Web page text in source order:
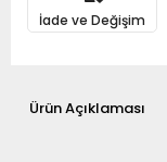
İade ve Değişim
Ürün Açıklaması